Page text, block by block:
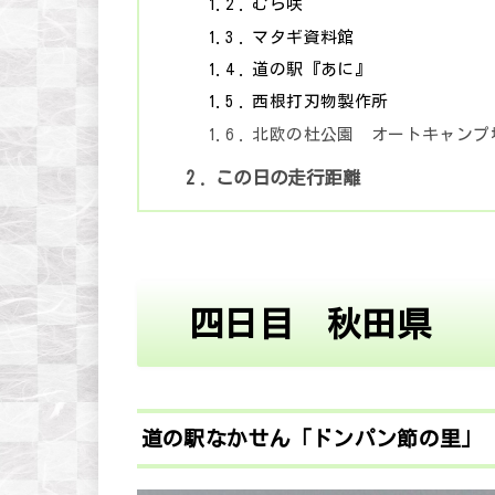
1.2
むら咲
1.3
マタギ資料館
1.4
道の駅『あに』
1.5
西根打刃物製作所
1.6
北欧の杜公園 オートキャンプ
2 この日の走行距離
四日目 秋田県
道の駅なかせん「ドンパン節の里」